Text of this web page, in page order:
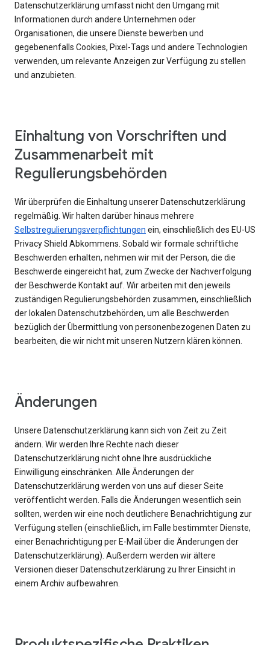
Datenschutzerklärung umfasst nicht den Umgang mit
Informationen durch andere Unternehmen oder
Organisationen, die unsere Dienste bewerben und
gegebenenfalls Cookies, Pixel-Tags und andere Technologien
verwenden, um relevante Anzeigen zur Verfügung zu stellen
und anzubieten.
Einhaltung von Vorschriften und
Zusammenarbeit mit
Regulierungsbehörden
Wir überprüfen die Einhaltung unserer Datenschutzerklärung
regelmäßig. Wir halten darüber hinaus mehrere
Selbstregulierungsverpflichtungen ein, einschließlich des EU-US
Privacy Shield Abkommens. Sobald wir formale schriftliche
Beschwerden erhalten, nehmen wir mit der Person, die die
Beschwerde eingereicht hat, zum Zwecke der Nachverfolgung
der Beschwerde Kontakt auf. Wir arbeiten mit den jeweils
zuständigen Regulierungsbehörden zusammen, einschließlich
der lokalen Datenschutzbehörden, um alle Beschwerden
bezüglich der Übermittlung von personenbezogenen Daten zu
bearbeiten, die wir nicht mit unseren Nutzern klären können.
Änderungen
Unsere Datenschutzerklärung kann sich von Zeit zu Zeit
ändern. Wir werden Ihre Rechte nach dieser
Datenschutzerklärung nicht ohne Ihre ausdrückliche
Einwilligung einschränken. Alle Änderungen der
Datenschutzerklärung werden von uns auf dieser Seite
veröffentlicht werden. Falls die Änderungen wesentlich sein
sollten, werden wir eine noch deutlichere Benachrichtigung zur
Verfügung stellen (einschließlich, im Falle bestimmter Dienste,
einer Benachrichtigung per E-Mail über die Änderungen der
Datenschutzerklärung). Außerdem werden wir ältere
Versionen dieser Datenschutzerklärung zu Ihrer Einsicht in
einem Archiv aufbewahren.